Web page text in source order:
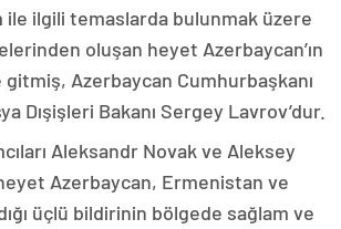
ilgili temaslarda bulunmak üzere
oluşan heyet Azerbaycan’ın
gitmiş, Azerbaycan Cumhurbaşkanı
Dışişleri Bakanı Sergey Lavrov’dur.
Aleksandr Novak ve Aleksey
Azerbaycan, Ermenistan ve
üçlü bildirinin bölgede sağlam ve